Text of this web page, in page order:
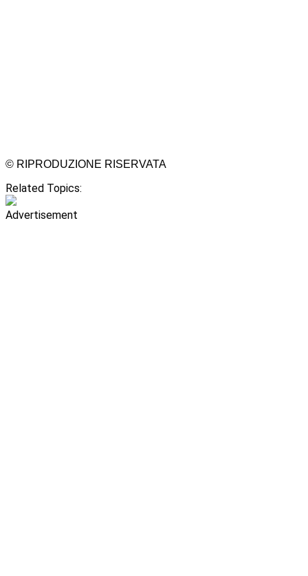
© RIPRODUZIONE RISERVATA
Related Topics:
Advertisement